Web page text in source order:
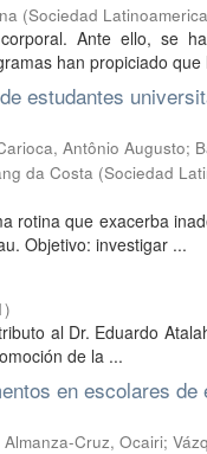
(Sociedad
Ante ello, se
han propiciado que
estudantes
Antônio Augusto;
da Costa (Sociedad
rotina que exacerba
Objetivo: investigar ...
)
al Dr. Eduardo
de la ...
en escolares de
Almanza-Cruz, Ocairi;